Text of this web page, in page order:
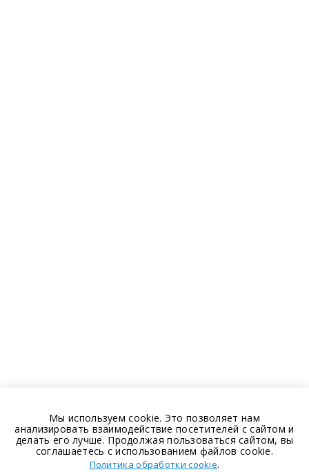
Мы используем cookie. Это позволяет нам
анализировать взаимодействие посетителей с сайтом и
делать его лучше. Продолжая пользоваться сайтом, вы
соглашаетесь с использованием файлов cookie.
Политика обработки cookie.